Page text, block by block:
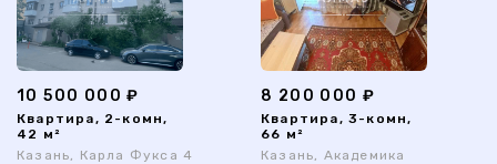
10 500 000 ₽
Квартира, 2-комн,
42 м²
Казань, Карла Фукса 4
8 200 000 ₽
Квартира, 3-комн,
66 м²
Казань, Академика